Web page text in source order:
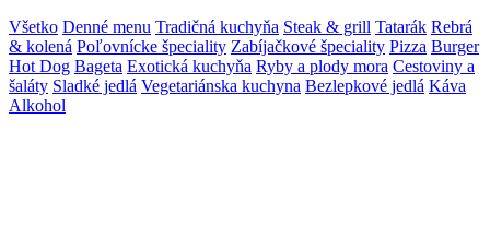
Všetko Denné menu Tradičná kuchyňa Steak & grill Tatarák Rebrá
& kolená Poľovnícke špeciality Zabíjačkové špeciality Pizza Burger
Hot Dog Bageta Exotická kuchyňa Ryby a plody mora Cestoviny a
šaláty Sladké jedlá Vegetariánska kuchyna Bezlepkové jedlá Káva
Alkohol